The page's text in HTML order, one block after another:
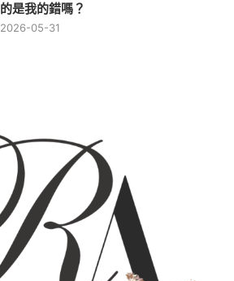
的是我的錯嗎？
2026-05-31